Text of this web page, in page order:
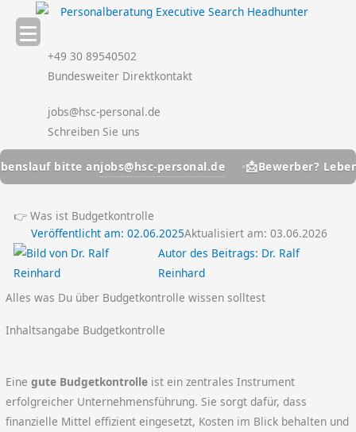
Inhalt
springen +49 30 89540502
Bundesweiter Direktkontakt
jobs@hsc-personal.de
Schreiben Sie uns
bitte anjobs@hsc-personal.de 📩 Bewerber?
👉 Was ist Budgetkontrolle
Veröffentlicht am:02.06.2025Aktualisiert am: 03.06.2026
Autor des Beitrags: Dr. Ralf
Reinhard
Alles was Du über Budgetkontrolle wissen solltest
Inhaltsangabe Budgetkontrolle
Einegute Budgetkontrolle ist ein zentrales Instrument
erfolgreicher Unternehmensführung. Sie sorgt dafür, dass
finanzielle Mittel effizient eingesetzt, Kosten im Blick behalten und